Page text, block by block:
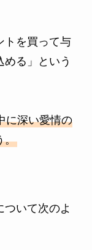
トを買って与
める」という
に深い愛情の
。
いて次のよ